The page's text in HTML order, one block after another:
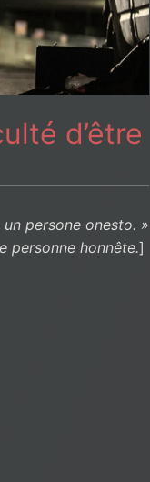
d’être
persone onesto. »
personne honnête.]